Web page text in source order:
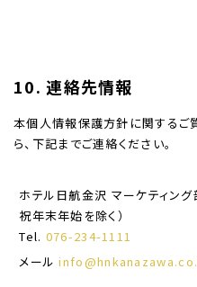
10. 連絡先情報
本個人情報保護方針に関するご
ら、下記までご連絡ください。
ホテル日航金沢 マーケティン
祝年末年始を除く）
Tel. 076-234-1111
メール